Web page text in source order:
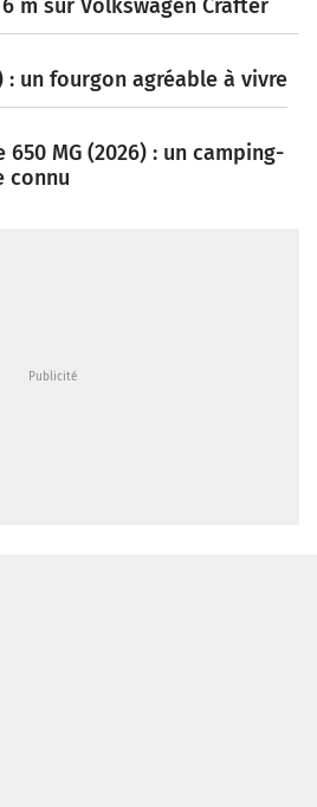
m sur Volkswagen Crafter
: un fourgon agréable à vivre
650 MG (2026) : un camping-
connu